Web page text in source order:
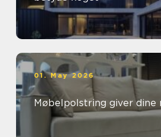
01. May 2026
Møbelpolstring giver